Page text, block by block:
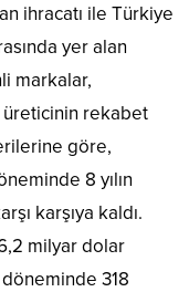
ihracatı ile Türkiye
yer alan
markalar,
üreticinin rekabet
göre,
8 yılın
karşıya kaldı.
milyar dolar
döneminde 318